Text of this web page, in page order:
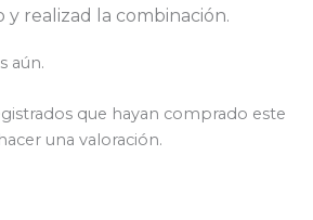
realizad la combinación.
aún.
que hayan comprado este
una valoración.